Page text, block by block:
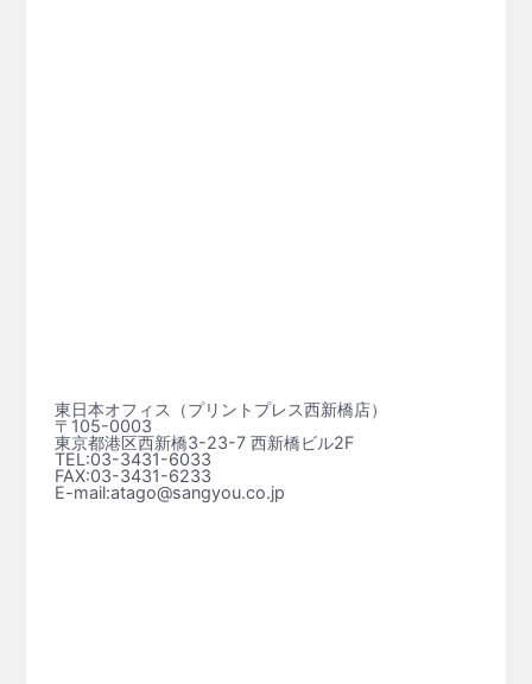
東日本オフィス（プリントプレス⻄新橋店）
〒105-0003
東京都港区西新橋3-23-7 西新橋ビル2F
TEL:03-3431-6033
FAX:03-3431-6233
E-mail:atago@sangyou.co.jp